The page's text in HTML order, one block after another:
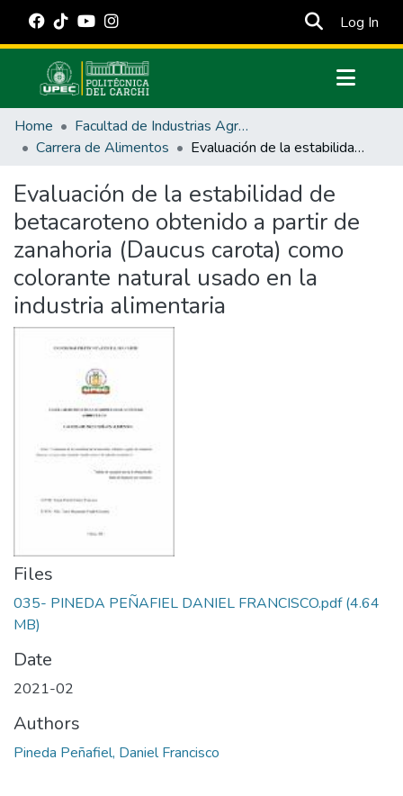
Log In
Communities & Collections
All of DSpace
Estadísticas Externas
Manuales
Home
Facultad de Industrias Agropecuarias y Ciencias Ambientales
Carrera de Alimentos
Evaluación de la estabilidad de betacaroteno obtenido a partir de zanahoria (Daucus carota) como colorante natural usado en la industria alimentaria
Evaluación de la estabilidad de
betacaroteno obtenido a partir de
zanahoria (Daucus carota) como
colorante natural usado en la
industria alimentaria
Files
035- PINEDA PEÑAFIEL DANIEL FRANCISCO.pdf(4.64
MB)
Date
2021-02
Authors
Pineda Peñafiel, Daniel Francisco